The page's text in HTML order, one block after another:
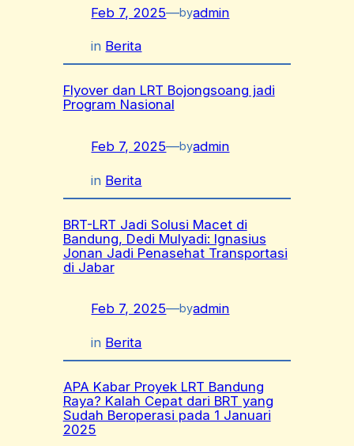
Feb 7, 2025—byadmin
in Berita
Flyover dan LRT Bojongsoang jadi
Program Nasional
Feb 7, 2025—byadmin
in Berita
BRT-LRT Jadi Solusi Macet di
Bandung, Dedi Mulyadi: Ignasius
Jonan Jadi Penasehat Transportasi
di Jabar
Feb 7, 2025—byadmin
in Berita
APA Kabar Proyek LRT Bandung
Raya? Kalah Cepat dari BRT yang
Sudah Beroperasi pada 1 Januari
2025